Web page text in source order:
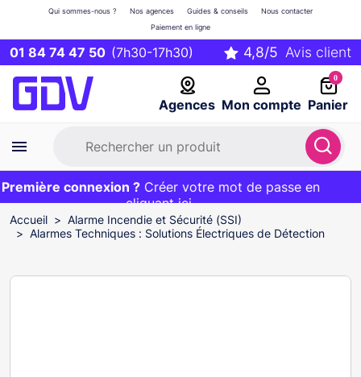
01 84 74 47 50 (7h30-17h30)
Agences Mon compte
Qui sommes-nous ? Nos agences Guides & conseils
Nous contacter
Paiement en ligne
0
Panier
Première commande ?20€ OFFERT sur votre panier
et livraison 24/48h gratuite avec le codeBIENVENUE
connexion ? Créer votre mot de passe en
cliquant ici
EXCLU WEB :
Accueil
Alarme Incendie et Sécurité (SSI)
Alarmes Techniques : Solutions Électriques de Détection